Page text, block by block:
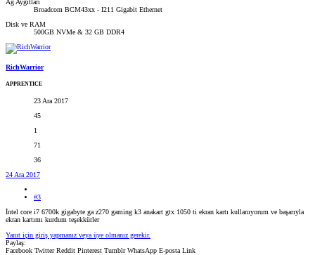
Broadcom BCM43xx - I211 Gigabit Ethernet
Disk ve RAM
500GB NVMe & 32 GB DDR4
RichWarrior
APPRENTICE
23 Ara 2017
45
1
71
36
24 Ara 2017
#3
İntel core i7 6700k gigabyte ga z270 gaming k3 anakart gtx 1050 ti ekran kartı kullanıyorum ve başarıyla
ekran kartımı kurdum teşekkürler
Yanıt için giriş yapmanız veya üye olmanız gerekir.
Paylaş:
Facebook Twitter Reddit Pinterest Tumblr WhatsApp E-posta Link